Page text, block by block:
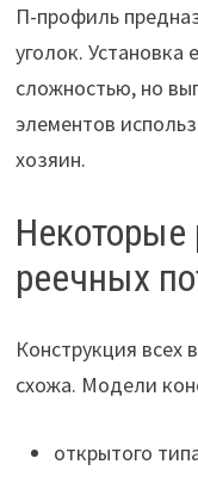
П-профиль
уголок. Установка
сложностью, но
элементов
хозяин.
Некоторые
реечных
Конструкция всех
схожа. Модели
открытого